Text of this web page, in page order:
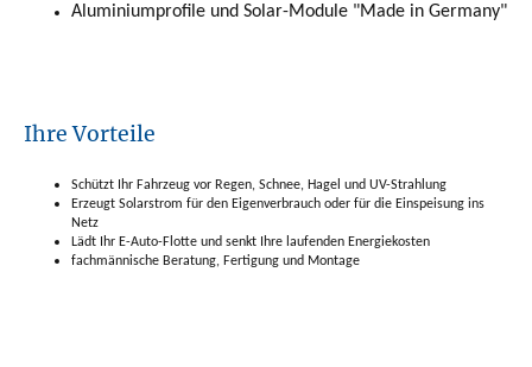
Aluminiumprofile und Solar-Module "Made in Germany"
Ihre Vorteile
Schützt Ihr Fahrzeug vor Regen, Schnee, Hagel und UV-Strahlung
Erzeugt Solarstrom für den Eigenverbrauch oder für die Einspeisung ins
Netz
Lädt Ihr E-Auto-Flotte und senkt Ihre laufenden Energiekosten
fachmännische Beratung, Fertigung und Montage